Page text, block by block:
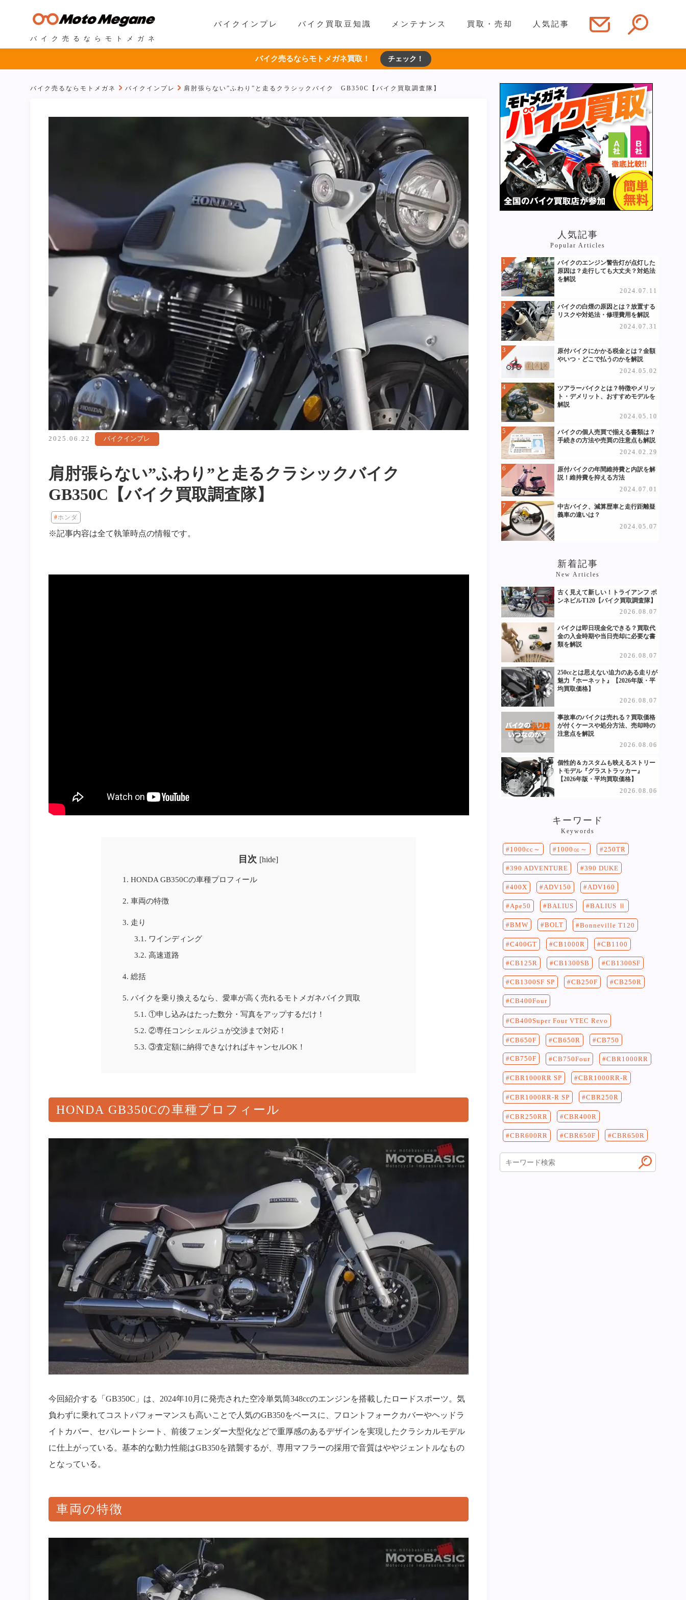
バイク売るならモトメガネ
バイクインプレ バイク買取豆知識 メンテナンス 買取・売却 人気記事
バイク売るならモトメガネ買取！ チェック！
バイク売るならモトメガネ バイクインプレ 肩肘張らない”ふわり”と走るクラシックバイク GB350C【バイク買取調査隊】
2025.06.22 バイクインプレ
肩肘張らない”ふわり”と走るクラシックバイク
GB350C【バイク買取調査隊】
ホンダ
※記事内容は全て執筆時点の情報です。
目次 [hide]
1. HONDA GB350Cの車種プロフィール
2. 車両の特徴
3. 走り
3.1. ワインディング
3.2. 高速道路
4. 総括
5. バイクを乗り換えるなら、愛車が高く売れるモトメガネバイク買取
5.1. ①申し込みはたった数分・写真をアップするだけ！
5.2. ②専任コンシェルジュが交渉まで対応！
5.3. ③査定額に納得できなければキャンセルOK！
HONDA GB350Cの車種プロフィール
今回紹介する「GB350C」は、2024年10月に発売された空冷単気筒348ccのエンジンを搭載したロードスポーツ。気
負わずに乗れてコストパフォーマンスも高いことで人気のGB350をベースに、フロントフォークカバーやヘッドラ
イトカバー、セパレートシート、前後フェンダー大型化などで重厚感のあるデザインを実現したクラシカルモデル
に仕上がっている。基本的な動力性能はGB350を踏襲するが、専用マフラーの採用で音質はややジェントルなもの
となっている。
車両の特徴
人気記事
Popular Articles
バイクのエンジン警告灯が点灯した
原因は？走行しても大丈夫？対処法
を解説
2024.07.11
バイクの白煙の原因とは？放置する
リスクや対処法・修理費用を解説
2024.07.31
原付バイクにかかる税金とは？金額
やいつ・どこで払うのかを解説
2024.05.02
ツアラーバイクとは？特徴やメリッ
ト・デメリット、おすすめモデルを
解説
2024.05.10
バイクの個人売買で揃える書類は？
手続きの方法や売買の注意点も解説
2024.02.29
原付バイクの年間維持費と内訳を解
説！維持費を抑える方法
2024.07.01
中古バイク、減算歴車と走行距離疑
義車の違いは？
2024.05.07
新着記事
New Articles
古く見えて新しい！トライアンフ ボ
ンネビルT120【バイク買取調査隊】
2026.08.07
バイクは即日現金化できる？買取代
金の入金時期や当日売却に必要な書
類を解説
2026.08.07
250ccとは思えない迫力のある走りが
魅力『ホーネット』【2026年版・平
均買取価格】
2026.08.07
事故車のバイクは売れる？買取価格
が付くケースや処分方法、売却時の
注意点を解説
2026.08.06
個性的＆カスタムも映えるストリー
トモデル『グラストラッカー』
【2026年版・平均買取価格】
2026.08.06
キーワード
Keywords
1000cc～ 1000㏄～ 250TR
390 ADVENTURE 390 DUKE
400X ADV150 ADV160
Ape50 BALIUS BALIUS Ⅱ
BMW BOLT Bonneville T120
C400GT CB1000R CB1100
CB125R CB1300SB CB1300SF
CB1300SF SP CB250F CB250R
CB400Four
CB400Super Four VTEC Revo
CB650F CB650R CB750
CB750F CB750Four CBR1000RR
CBR1000RR SP CBR1000RR-R
CBR1000RR-R SP CBR250R
CBR250RR CBR400R
CBR600RR CBR650F CBR650R